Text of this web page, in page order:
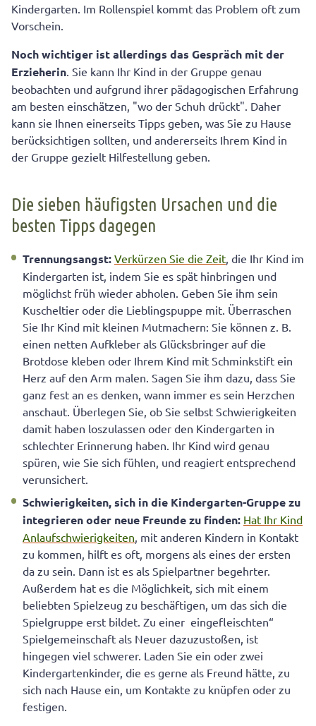
Kindergarten. Im Rollenspiel kommt das Problem oft zum
Vorschein.
Noch wichtiger ist allerdings das Gespräch mit der
Erzieherin. Sie kann Ihr Kind in der Gruppe genau
beobachten und aufgrund ihrer pädagogischen Erfahrung
am besten einschätzen, "wo der Schuh drückt". Daher
kann sie Ihnen einerseits Tipps geben, was Sie zu Hause
berücksichtigen sollten, und andererseits Ihrem Kind in
der Gruppe gezielt Hilfestellung geben.
Die sieben häufigsten Ursachen und die
besten Tipps dagegen
Trennungsangst: Verkürzen Sie die Zeit, die Ihr Kind im
Kindergarten ist, indem Sie es spät hinbringen und
möglichst früh wieder abholen. Geben Sie ihm sein
Kuscheltier oder die Lieblingspuppe mit. Überraschen
Sie Ihr Kind mit kleinen Mutmachern: Sie können z. B.
einen netten Aufkleber als Glücksbringer auf die
Brotdose kleben oder Ihrem Kind mit Schminkstift ein
Herz auf den Arm malen. Sagen Sie ihm dazu, dass Sie
ganz fest an es denken, wann immer es sein Herzchen
anschaut. Überlegen Sie, ob Sie selbst Schwierigkeiten
damit haben loszulassen oder den Kindergarten in
schlechter Erinnerung haben. Ihr Kind wird genau
spüren, wie Sie sich fühlen, und reagiert entsprechend
verunsichert.
Schwierigkeiten, sich in die Kindergarten-Gruppe zu
integrieren oder neue Freunde zu finden: Hat Ihr Kind
Anlaufschwierigkeiten, mit anderen Kindern in Kontakt
zu kommen, hilft es oft, morgens als eines der ersten
da zu sein. Dann ist es als Spielpartner begehrter.
Außerdem hat es die Möglichkeit, sich mit einem
beliebten Spielzeug zu beschäftigen, um das sich die
Spielgruppe erst bildet. Zu einer eingefleischten“
Spielgemeinschaft als Neuer dazuzustoßen, ist
hingegen viel schwerer. Laden Sie ein oder zwei
Kindergartenkinder, die es gerne als Freund hätte, zu
sich nach Hause ein, um Kontakte zu knüpfen oder zu
festigen.